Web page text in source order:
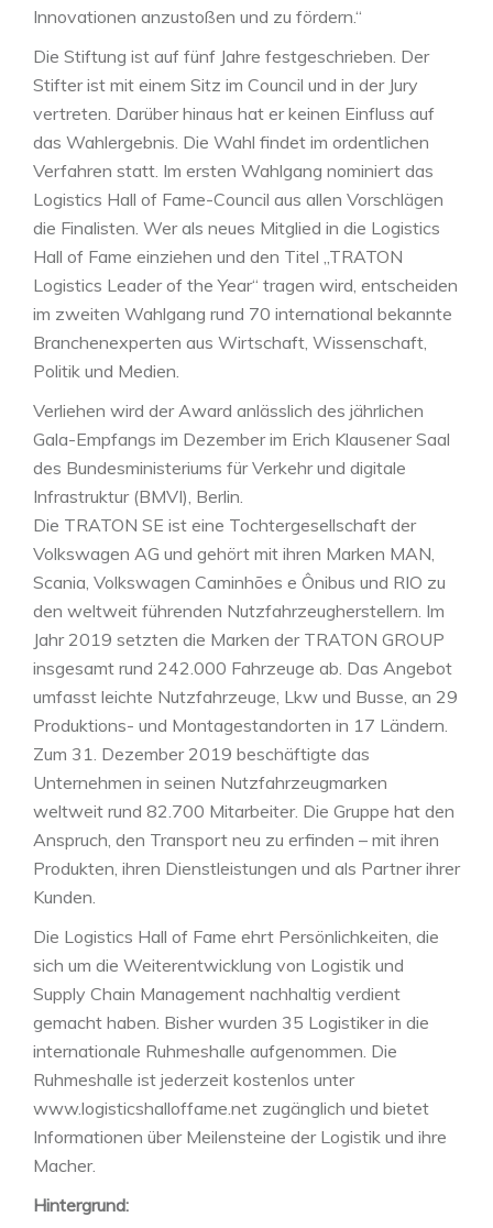
Innovationen anzustoßen und zu fördern.“
Die Stiftung ist auf fünf Jahre festgeschrieben. Der
Stifter ist mit einem Sitz im Council und in der Jury
vertreten. Darüber hinaus hat er keinen Einfluss auf
das Wahlergebnis. Die Wahl findet im ordentlichen
Verfahren statt. Im ersten Wahlgang nominiert das
Logistics Hall of Fame-Council aus allen Vorschlägen
die Finalisten. Wer als neues Mitglied in die Logistics
Hall of Fame einziehen und den Titel „TRATON
Logistics Leader of the Year“ tragen wird, entscheiden
im zweiten Wahlgang rund 70 international bekannte
Branchenexperten aus Wirtschaft, Wissenschaft,
Politik und Medien.
Verliehen wird der Award anlässlich des jährlichen
Gala-Empfangs im Dezember im Erich Klausener Saal
des Bundesministeriums für Verkehr und digitale
Infrastruktur (BMVI), Berlin.
Die TRATON SE ist eine Tochtergesellschaft der
Volkswagen AG und gehört mit ihren Marken MAN,
Scania, Volkswagen Caminhões e Ônibus und RIO zu
den weltweit führenden Nutzfahrzeugherstellern. Im
Jahr 2019 setzten die Marken der TRATON GROUP
insgesamt rund 242.000 Fahrzeuge ab. Das Angebot
umfasst leichte Nutzfahrzeuge, Lkw und Busse, an 29
Produktions- und Montagestandorten in 17 Ländern.
Zum 31. Dezember 2019 beschäftigte das
Unternehmen in seinen Nutzfahrzeugmarken
weltweit rund 82.700 Mitarbeiter. Die Gruppe hat den
Anspruch, den Transport neu zu erfinden – mit ihren
Produkten, ihren Dienstleistungen und als Partner ihrer
Kunden.
Die Logistics Hall of Fame ehrt Persönlichkeiten, die
sich um die Weiterentwicklung von Logistik und
Supply Chain Management nachhaltig verdient
gemacht haben. Bisher wurden 35 Logistiker in die
internationale Ruhmeshalle aufgenommen. Die
Ruhmeshalle ist jederzeit kostenlos unter
www.logisticshalloffame.net zugänglich und bietet
Informationen über Meilensteine der Logistik und ihre
Macher.
Hintergrund: